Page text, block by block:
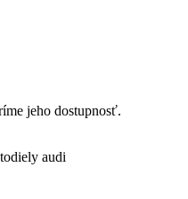
jeho dostupnosť.